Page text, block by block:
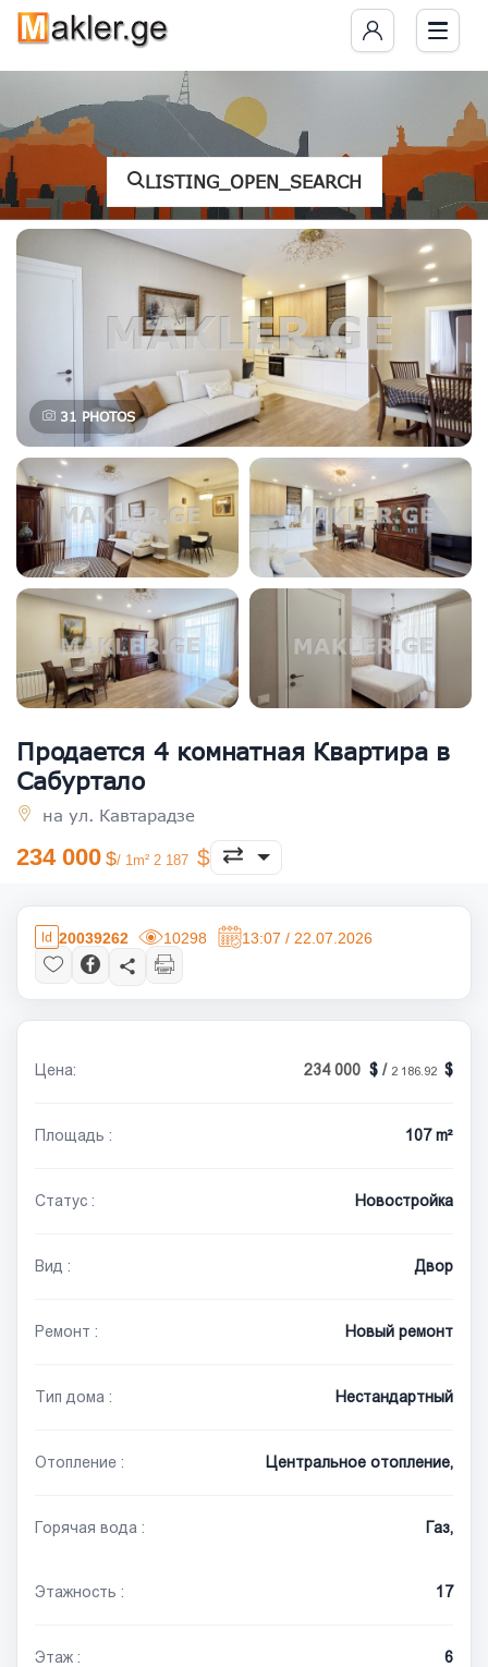
LISTING_OPEN_SEARCH
31 PHOTOS
Продается 4 комнатная Квартира в
Сабуртало
на ул. Кавтарадзе
234 000 / 1m² 2 187
20039262 10298 13:07 / 22.07.2026
Цена: 234 000 / 2 186.92
Площадь : 107 m²
Статус : Новостройка
Вид : Двор
Ремонт : Новый ремонт
Тип дома : Нестандартный
Отопление : Центральное отопление,
Горячая вода : Газ,
Этажность : 17
Этаж : 6